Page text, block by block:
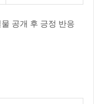
공개 후 긍정 반응